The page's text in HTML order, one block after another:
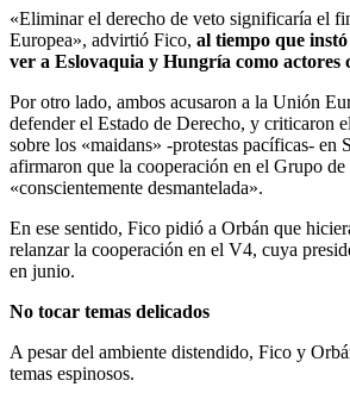
«Eliminar el derecho de veto significaría el
Europea», advirtió Fico, al tiempo que
ver a Eslovaquia y Hungría como actores
Por otro lado, ambos acusaron a la Unión
defender el Estado de Derecho, y criticaron
sobre los «maidans» -protestas pacíficas- en
afirmaron que la cooperación en el Grupo
«conscientemente desmantelada».
En ese sentido, Fico pidió a Orbán que
relanzar la cooperación en el V4, cuya
en junio.
No tocar temas delicados
A pesar del ambiente distendido, Fico y
temas espinosos.